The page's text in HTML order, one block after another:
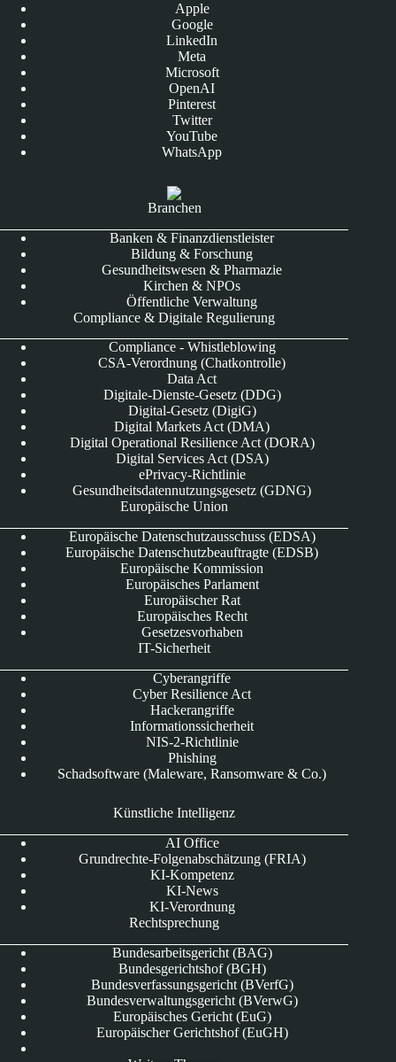
Apple
Google
LinkedIn
Meta
Microsoft
OpenAI
Pinterest
Twitter
YouTube
WhatsApp
Branchen
Banken & Finanzdienstleister
Bildung & Forschung
Gesundheitswesen & Pharmazie
Kirchen & NPOs
Öffentliche Verwaltung
Compliance & Digitale Regulierung
Compliance - Whistleblowing
CSA-Verordnung (Chatkontrolle)
Data Act
Digitale-Dienste-Gesetz (DDG)
Digital-Gesetz (DigiG)
Digital Markets Act (DMA)
Digital Operational Resilience Act (DORA)
Digital Services Act (DSA)
ePrivacy-Richtlinie
Gesundheitsdatennutzungsgesetz (GDNG)
Europäische Union
Europäische Datenschutzausschuss (EDSA)
Europäische Datenschutzbeauftragte (EDSB)
Europäische Kommission
Europäisches Parlament
Europäischer Rat
Europäisches Recht
Gesetzesvorhaben
IT-Sicherheit
Cyberangriffe
Cyber Resilience Act
Hackerangriffe
Informationssicherheit
NIS-2-Richtlinie
Phishing
Schadsoftware (Maleware, Ransomware & Co.)
Künstliche Intelligenz
AI Office
Grundrechte-Folgenabschätzung (FRIA)
KI-Kompetenz
KI-News
KI-Verordnung
Rechtsprechung
Bundesarbeitsgericht (BAG)
Bundesgerichtshof (BGH)
Bundesverfassungsgericht (BVerfG)
Bundesverwaltungsgericht (BVerwG)
Europäisches Gericht (EuG)
Europäischer Gerichtshof (EuGH)